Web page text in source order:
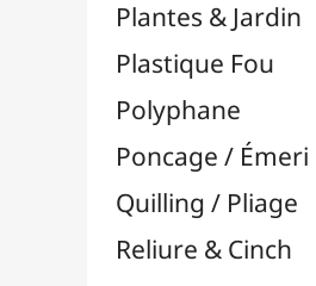
Pinceaux & Outils
Résines / Moulage
Supports Dessin & Peinture
Transport / Rangement
Vannerie / Rotin